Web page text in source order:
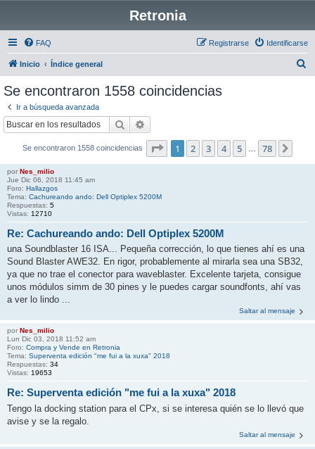
Retronia
FAQ Identificarse
Registrarse
Inicio Índice general
Se encontraron 1558 coincidencias
Ir a búsqueda avanzada
Buscar
Se encontraron 1558 coincidencias Página de 78
1 2 3 4 5 78
por Nes_milio
Jue Dic 06, 2018 11:45 am
Foro: Hallazgos
Tema: Cachureando ando: Dell Optiplex 5200M
Respuestas: 5
Vistas: 12710
Re: Cachureando ando: Dell Optiplex 5200M
una Soundblaster 16 ISA... Pequeña corrección, lo que tienes ahí es una
Sound Blaster AWE32. En rigor, probablemente al mirarla sea una SB32,
ya que no trae el conector para waveblaster. Excelente tarjeta, consigue
unos módulos simm de 30 pines y le puedes cargar soundfonts, ahí vas
a ver lo lindo ...
Saltar al mensaje
por Nes_milio
Lun Dic 03, 2018 11:52 am
Foro: Compra y Vende en Retronia
Tema: Superventa edición "me fui a la xuxa" 2018
Respuestas: 34
Vistas: 19653
Re: Superventa edición "me fui a la xuxa" 2018
Tengo la docking station para el CPx, si se interesa quién se lo llevó que
avise y se la regalo.
Saltar al mensaje